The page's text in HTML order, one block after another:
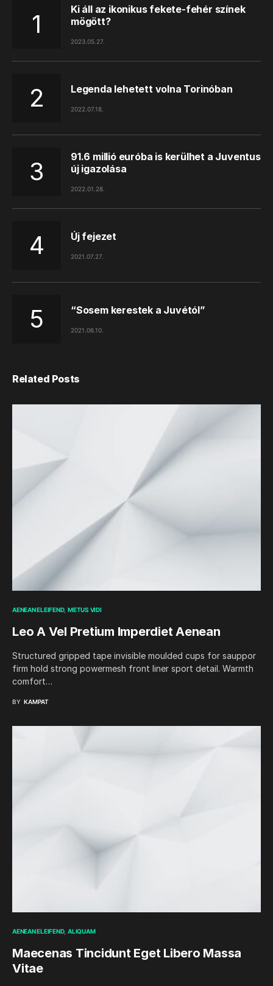
Ki áll az ikonikus fekete-fehér színek
mögött?
2023.05.27.
Legenda lehetett volna Torinóban
2022.07.18.
91.6 millió euróba is kerülhet a Juventus
új igazolása
2022.01.28.
Új fejezet
2021.07.27.
“Sosem kerestek a Juvétól”
2021.06.10.
Related Posts
AENEAN ELEIFEND METUS VIDI
Leo A Vel Pretium Imperdiet Aenean
Structured gripped tape invisible moulded cups for sauppor
firm hold strong powermesh front liner sport detail. Warmth
comfort…
BY KAMPAT
AENEAN ELEIFEND ALIQUAM
Maecenas Tincidunt Eget Libero Massa
Vitae